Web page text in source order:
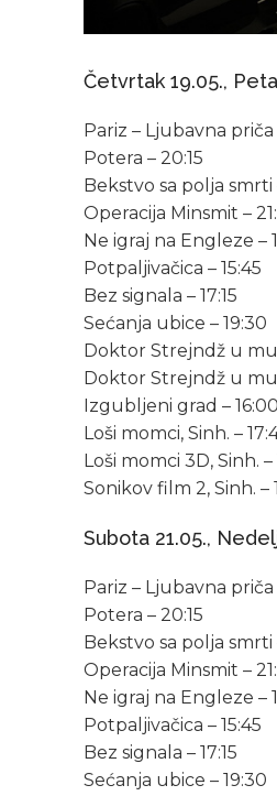
Četvrtak 19.05.,
Pariz – Ljubavna priča
Potera – 20:15
Bekstvo sa polja smrti
Operacija Minsmit –
Ne igraj na Engleze –
Potpaljivačica – 15:45
Bez signala – 17:15
Sećanja ubice – 19:30
Doktor Strejndž u
Doktor Strejndž u
Izgubljeni grad – 16:00
Loši momci, Sinh. –
Loši momci 3D, Sinh. –
Sonikov film 2, Sinh. –
Subota 21.05.,
Pariz – Ljubavna priča
Potera – 20:15
Bekstvo sa polja smrti
Operacija Minsmit –
Ne igraj na Engleze –
Potpaljivačica – 15:45
Bez signala – 17:15
Sećanja ubice – 19:30